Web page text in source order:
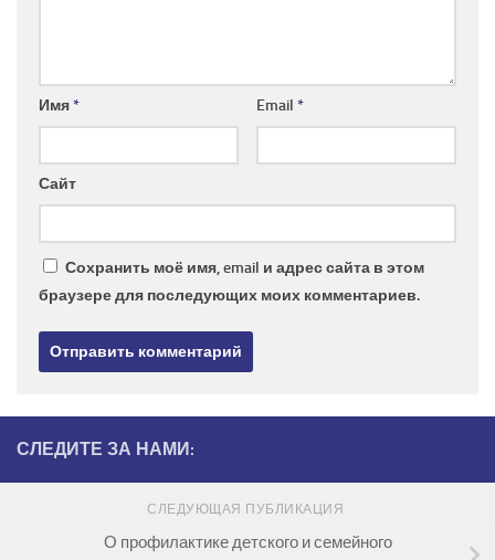
Имя* Email *
Сайт
Сохранить моё имя, email и адрес сайта в этом
браузере для последующих моих комментариев.
СЛЕДИТЕ ЗА НАМИ:
СЛЕДУЮЩАЯ ПУБЛИКАЦИЯ
О профилактике детского и семейного